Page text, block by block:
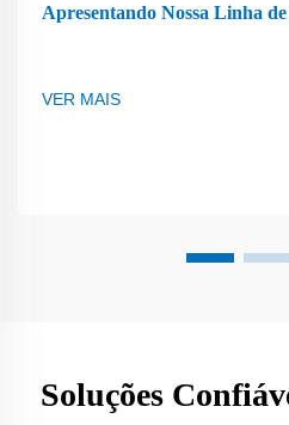
Apresentando Nossa Linha
VER MAIS
Soluções